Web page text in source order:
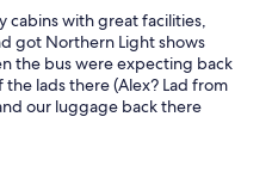
cabins with great facilities,
got Northern Light shows
the bus were expecting back
lads there (Alex? Lad from
our luggage back there